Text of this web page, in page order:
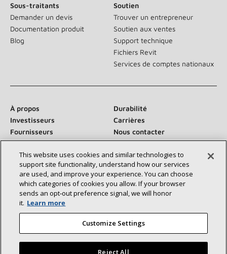
Sous-traitants
Demander un devis
Documentation produit
Blog
Soutien
Trouver un entrepreneur
Soutien aux ventes
Support technique
Fichiers Revit
Services de comptes nationaux
À propos
Durabilité
Investisseurs
Carrières
Fournisseurs
Nous contacter
Salle de presse
Communiquez avec nous :
This website uses cookies and similar technologies to
support site functionality, understand how our services
are used, and improve your experience. You can choose
which categories of cookies you allow. If your browser
sends an opt‑out preference signal, we will honor
it. Learn more
Customize Settings
Reject All